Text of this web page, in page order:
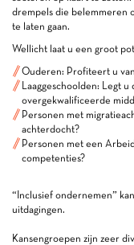
drempels die belemmeren
te laten gaan.
Wellicht laat u een groot
Ouderen: Profiteert u
Laaggeschoolden: Legt
overgekwalificeerde
Personen met
achterdocht?
Personen met een
competenties?
“Inclusief ondernemen”
uitdagingen.
Kansengroepen zijn zeer